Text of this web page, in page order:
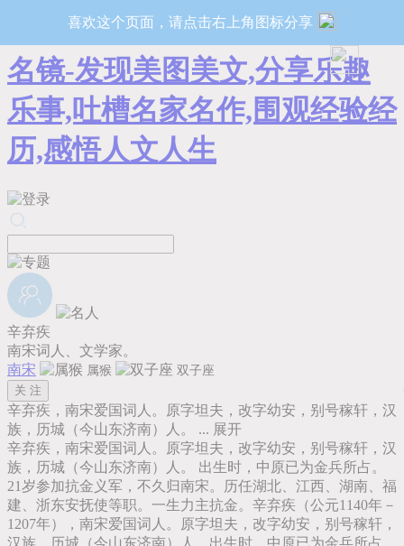
名镜-发现美图美文,分享乐趣
乐事,吐槽名家名作,围观经验经
历,感悟人文人生
辛弃疾
南宋词人、文学家。
南宋
属猴 双子座
辛弃疾，南宋爱国词人。原字坦夫，改字幼安，别号稼轩，汉
族，历城（今山东济南）人。 ... 展开
辛弃疾，南宋爱国词人。原字坦夫，改字幼安，别号稼轩，汉
族，历城（今山东济南）人。 出生时，中原已为金兵所占。
21岁参加抗金义军，不久归南宋。历任湖北、江西、湖南、福
建、浙东安抚使等职。一生力主抗金。辛弃疾（公元1140年－
1207年），南宋爱国词人。原字坦夫，改字幼安，别号稼轩，
汉族，历城（今山东济南）人。出生时，中原已为金兵所占。
喜欢这个页面，请点击右上角图标分享